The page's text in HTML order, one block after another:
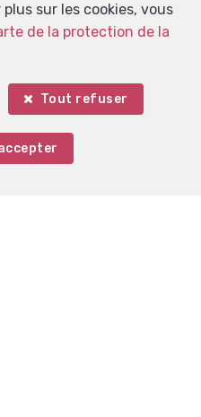
sur les cookies, vous
de la protection de la
Tout refuser